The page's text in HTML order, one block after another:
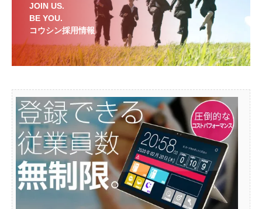
JOIN US.
BE YOU.
コウシン採用情報